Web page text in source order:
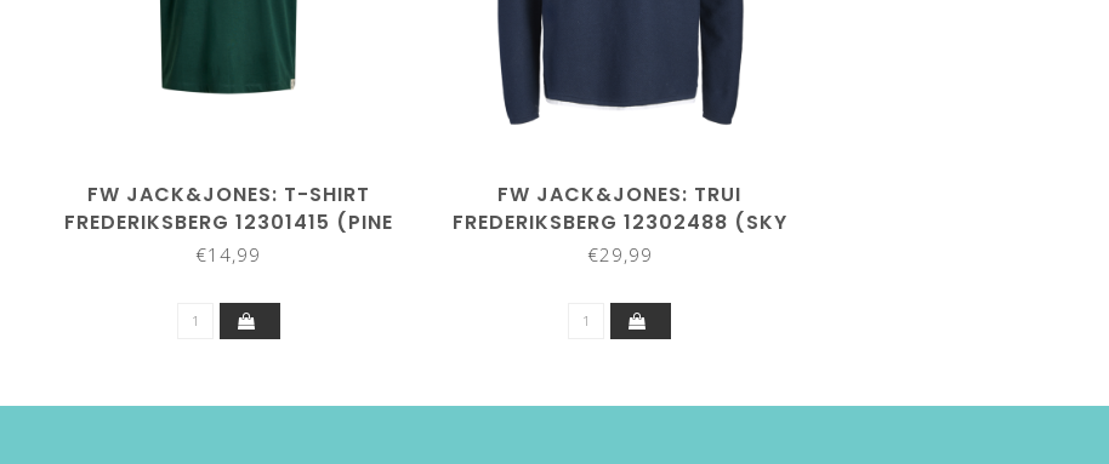
FW JACK&JONES: T-SHIRT
FREDERIKSBERG 12301415 (PINE
GROVE)
€14,99
FW JACK&JONES: TRUI
FREDERIKSBERG 12302488 (SKY
CAPTAIN)
€29,99